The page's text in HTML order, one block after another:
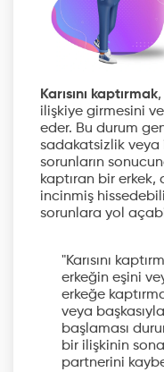
Karısını kaptırmak
ilişkiye girmesini
eder. Bu durum
sadakatsizlik
sorunların
kaptıran bir
incinmiş
sorunlara yol
"Karısını
erkeğin eşini
erkeğe
veya
başlaması
bir ilişkinin
partnerini